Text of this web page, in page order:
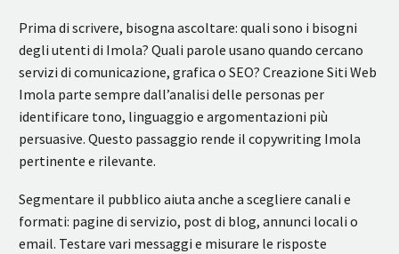
Prima di scrivere, bisogna ascoltare: quali sono i bisogni
degli utenti di Imola? Quali parole usano quando cercano
servizi di comunicazione, grafica o SEO? Creazione Siti Web
Imola parte sempre dall’analisi delle personas per
identificare tono, linguaggio e argomentazioni più
persuasive. Questo passaggio rende il copywriting Imola
pertinente e rilevante.
Segmentare il pubblico aiuta anche a scegliere canali e
formati: pagine di servizio, post di blog, annunci locali o
email. Testare vari messaggi e misurare le risposte